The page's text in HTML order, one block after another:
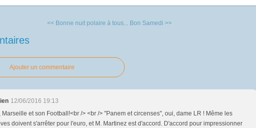
<< Bonne nuit polaire à tous... Bon Samedi >>
Ajouter un commentaire
12/06/2016 19:13
Marseille et son Football!<br /> <br /> "Panem et circenses", oui, dame LR ! Même les
doivent s'arrêter pour l'euro, et M. Martinez est d'accord. D'accord pour impressionner